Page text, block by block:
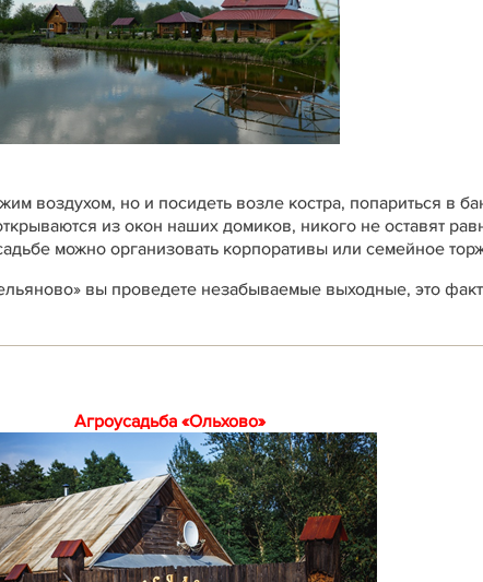
воздухом, но и посидеть возле костра, попариться в
из окон наших домиков, никого не оставят
можно организовать корпоративы или семейное
вы проведете незабываемые выходные, это
Агроусадьба «Ольхово»